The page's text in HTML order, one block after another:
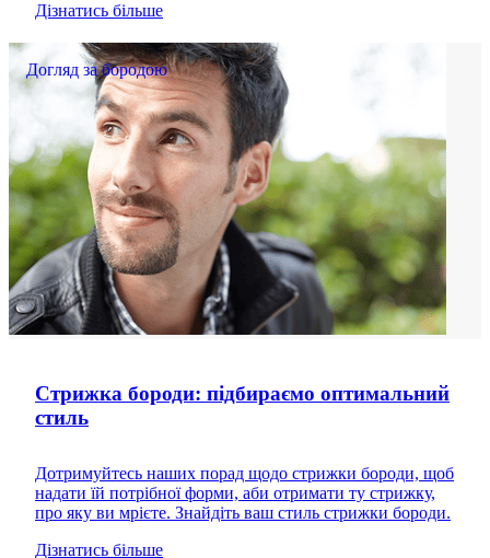
Дізнатись більше
Догляд за бородою
Стрижка бороди: підбираємо оптимальний
стиль
Дотримуйтесь наших порад щодо стрижки бороди, щоб
надати їй потрібної форми, аби отримати ту стрижку,
про яку ви мрієте. Знайдіть ваш стиль стрижки бороди.
Дізнатись більше